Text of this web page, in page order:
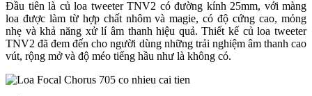
Đầu tiên là củ loa tweeter TNV2 có đường kính 25mm, với màng
loa được làm từ hợp chất nhôm và magie, có độ cứng cao, mỏng
nhẹ và khả năng xử lí âm thanh hiệu quả. Thiết kế củ loa tweeter
TNV2 đã đem đến cho người dùng những trải nghiệm âm thanh cao
vút, rộng mở và độ méo tiếng hầu như là không có.